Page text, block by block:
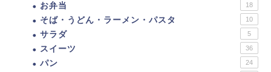
お弁当 18
そば・うどん・ラーメン・パスタ 10
サラダ 5
スイーツ 36
パン 24